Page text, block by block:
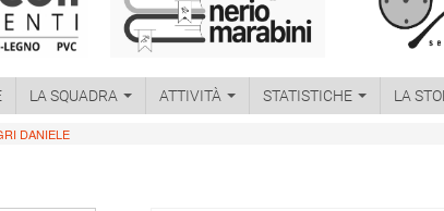
LA SQUADRA ATTIVITÀ STATISTICHE LA
DANIELE